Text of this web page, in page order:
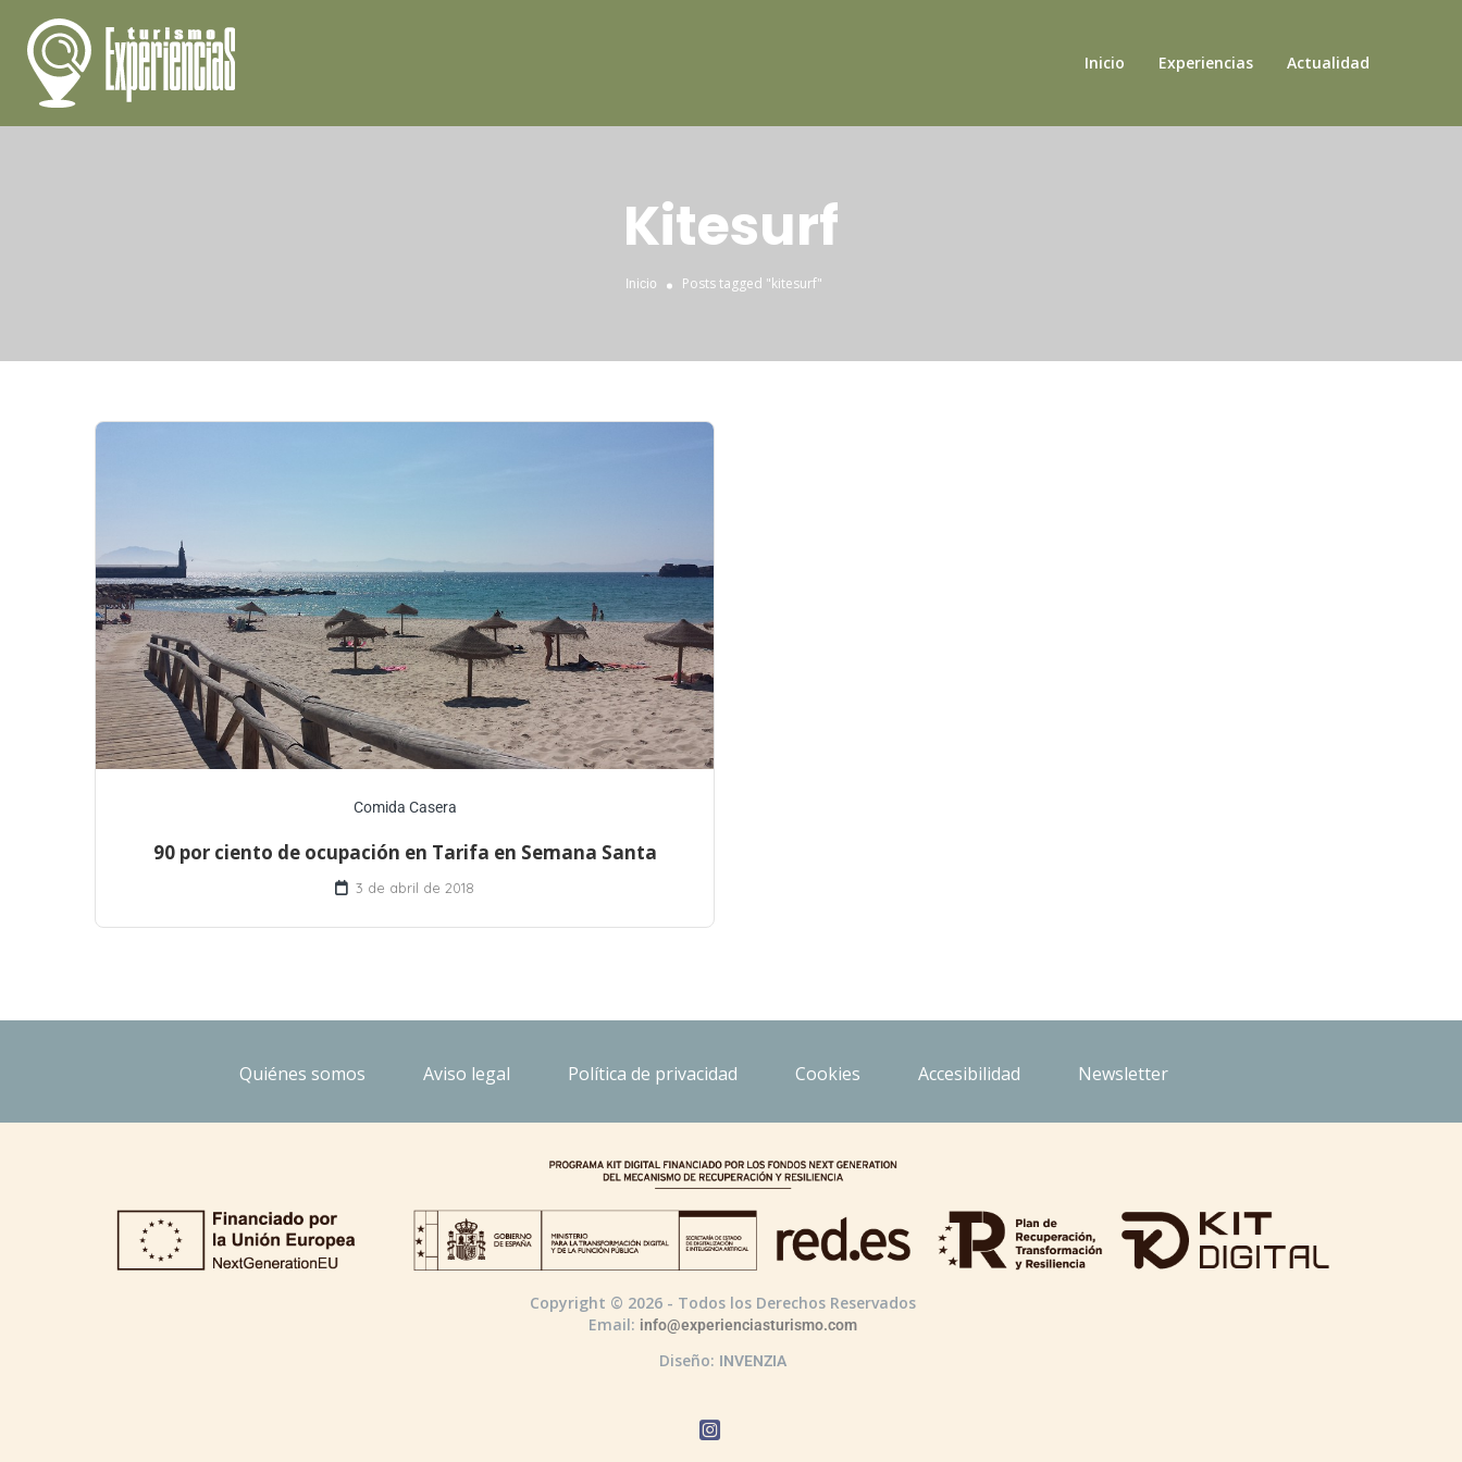
Inicio Experiencias Actualidad
Kitesurf
Inicio Posts tagged "kitesurf"
Comida Casera
90 por ciento de ocupación en Tarifa en Semana Santa
3 de abril de 2018
Quiénes somos Aviso legal Política de privacidad Cookies Accesibilidad Newsletter
Copyright © 2026 - Todos los Derechos Reservados
Email: info@experienciasturismo.com
Diseño: INVENZIA